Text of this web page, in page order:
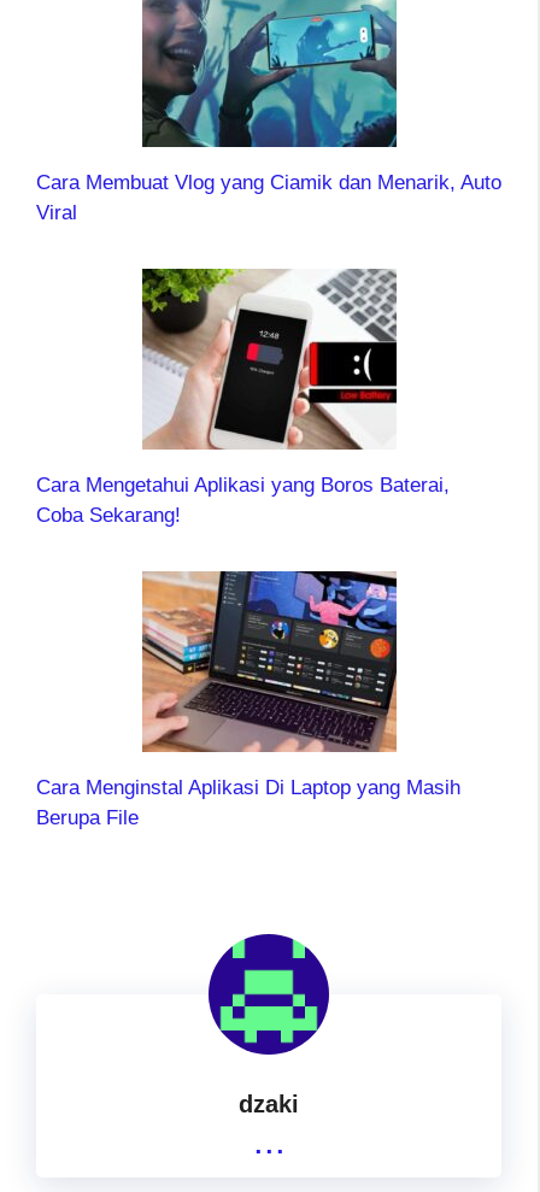
Cara Membuat Vlog yang Ciamik dan Menarik, Auto
Viral
Cara Mengetahui Aplikasi yang Boros Baterai,
Coba Sekarang!
Cara Menginstal Aplikasi Di Laptop yang Masih
Berupa File
dzaki
...